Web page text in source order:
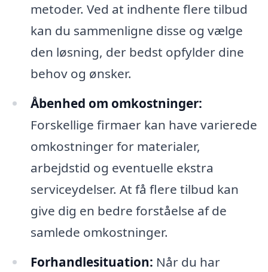
metoder. Ved at indhente flere tilbud
kan du sammenligne disse og vælge
den løsning, der bedst opfylder dine
behov og ønsker.
Åbenhed om omkostninger:
Forskellige firmaer kan have varierede
omkostninger for materialer,
arbejdstid og eventuelle ekstra
serviceydelser. At få flere tilbud kan
give dig en bedre forståelse af de
samlede omkostninger.
Forhandlesituation: Når du har